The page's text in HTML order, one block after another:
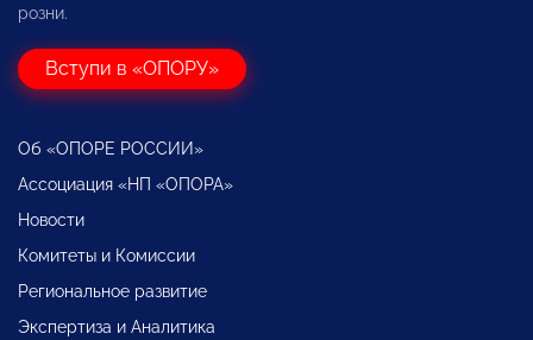
розни.
Вступи в «ОПОРУ»
Об «ОПОРЕ РОССИИ»
Ассоциация «НП «ОПОРА»
Новости
Комитеты и Комиссии
Региональное развитие
Экспертиза и Аналитика